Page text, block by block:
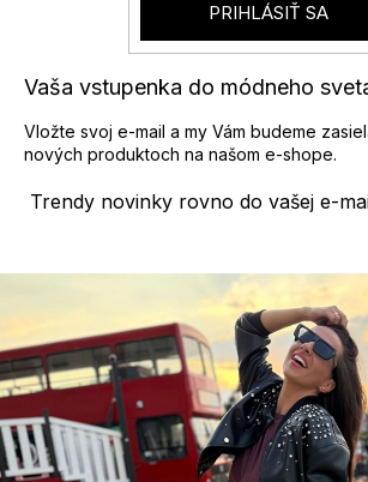
Trendy novinky rovno do vašej e-
Vaša vstupenka do módneho
Vložte svoj e-mail a my Vám budeme
nových produktoch na našom e-shope.
PRIHLÁSIŤ SA